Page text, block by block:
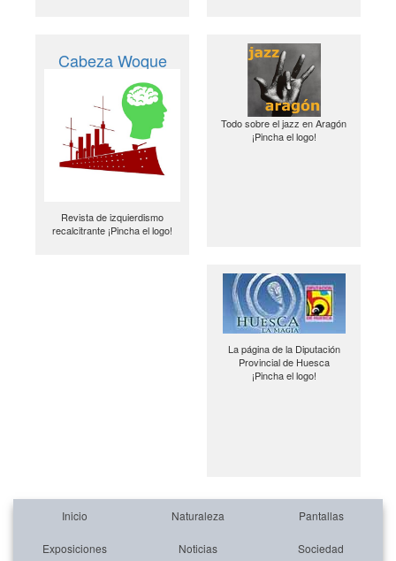
Cabeza Woque
Revista de izquierdismo
recalcitrante ¡Pincha el logo!
Todo sobre el jazz en Aragón
¡Pincha el logo!
La página de la Diputación
Provincial de Huesca
¡Pincha el logo!
Inicio Naturaleza Pantallas
Exposiciones Noticias Sociedad